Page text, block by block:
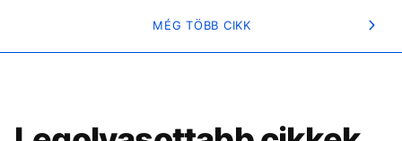
MÉG TÖBB CIKK